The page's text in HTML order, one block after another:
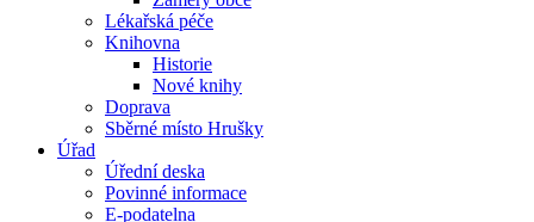
Lékařská péče
Knihovna
Historie
Nové knihy
Doprava
Sběrné místo Hrušky
Úřad
Úřední deska
Povinné informace
E-podatelna